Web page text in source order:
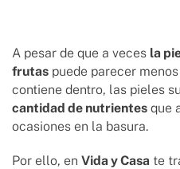
A pesar de que a veces la
frutas puede parecer
contiene dentro, las pieles
cantidad de nutrientes que
ocasiones en la basura.
Por ello, en Vida y Casa te